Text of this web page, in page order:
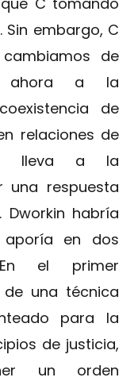
embargo, C
de
ahora a la
de
relaciones de
lleva a la
una respuesta
habría
en dos
En el primer
una técnica
para la
de justicia,
un orden